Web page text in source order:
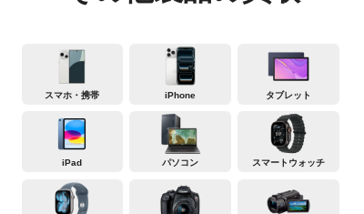
スマホ・携帯 iPhone タブレット
iPad パソコン スマートウォッチ